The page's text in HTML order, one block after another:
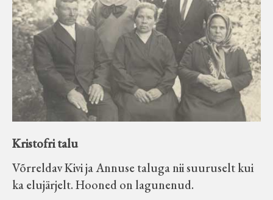
Kristofri talu
Võrreldav Kivi ja Annuse taluga nii suuruselt kui
ka elujärjelt. Hooned on lagunenud.